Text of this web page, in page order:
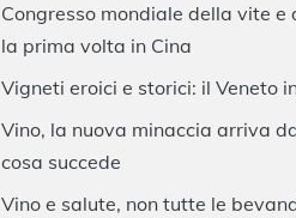
Congresso mondiale della vite e
la prima volta in Cina
Vigneti eroici e storici: il Veneto
Vino, la nuova minaccia arriva
cosa succede
Vino e salute, non tutte le